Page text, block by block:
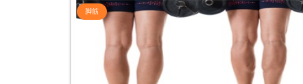
脚筋